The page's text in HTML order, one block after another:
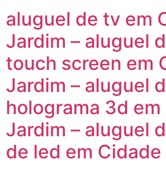
aluguel de tv em
Jardim – aluguel
touch screen em
Jardim – aluguel
holograma 3d
Jardim – aluguel
de led em